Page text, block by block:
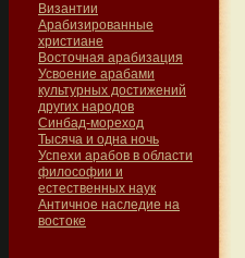
Византии
Арабизированные
христиане
Восточная арабизация
Усвоение арабами
культурных достижений
других народов
Синбад-мореход
Тысяча и одна ночь
Успехи арабов в области
философии и
естественных наук
Античное наследие на
востоке